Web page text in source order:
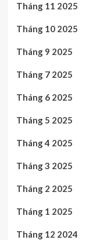
Tháng 11 2025
Tháng 10 2025
Tháng 9 2025
Tháng 7 2025
Tháng 6 2025
Tháng 5 2025
Tháng 4 2025
Tháng 3 2025
Tháng 2 2025
Tháng 1 2025
Tháng 12 2024